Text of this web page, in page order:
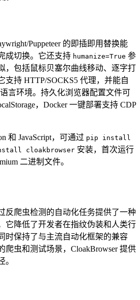
Puppeteer 的即插即用替换能
成切换。它还支持 humanize=True 参
，包括鼠标贝塞尔曲线移动、逐字打
支持 HTTP/SOCKS5 代理，并能自
言环境。持久化浏览器配置文件可
，Docker 一键部署支持 CDP
和 JavaScript，可通过 pip install
cloakbrowser 安装，首次运行
二进制文件。
反爬虫检测的自动化任务提供了一种
它降低了开发者在指纹伪装和人类行
时保持了与主流自动化框架的兼容
爬虫和测试场景，CloakBrowser 提供
。